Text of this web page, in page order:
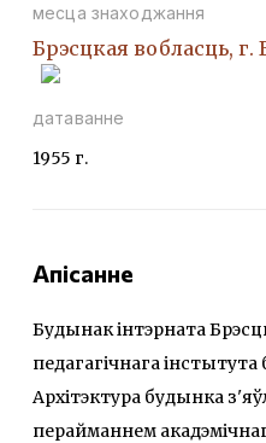
месца знаходжання
Брэсцкая вобласць, г.
датаванне
1955 г.
Апісанне
Будынак інтэрната
педагагічнага
Архітэктура будынка
перайманнем